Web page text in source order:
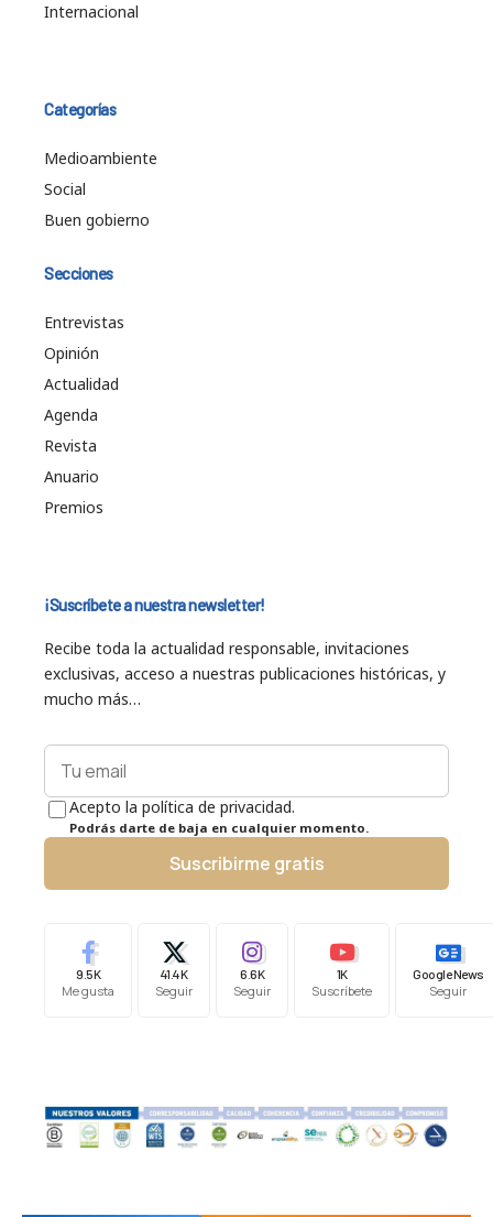
Internacional
Categorías
Medioambiente
Social
Buen gobierno
Secciones
Entrevistas
Opinión
Actualidad
Agenda
Revista
Anuario
Premios
¡Suscríbete a nuestra newsletter!
Recibe toda la actualidad responsable, invitaciones
exclusivas, acceso a nuestras publicaciones históricas, y
mucho más…
Acepto la política de privacidad.
Podrás darte de baja en cualquier momento.
Suscribirme gratis
9.5K
Me gusta
41.4K
Seguir
6.6K
Seguir
1K
Suscríbete
Google News
Seguir